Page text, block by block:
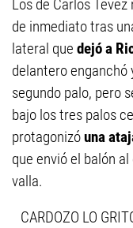
Los de Carlos
de inmediato tras
lateral que dejó a
delantero
segundo palo, pero
bajo los tres palos
protagonizóuna
que envió el balón
valla.
CARDOZO LO